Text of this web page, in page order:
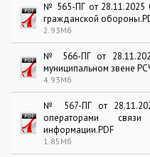
№ 565-ПГ от 28.11.2025
гражданской
2.93Мб
№ 566-ПГ от
муниципальном звене
4.93Мб
№ 567-ПГ от
операторами
информации.PDF
1.85Мб